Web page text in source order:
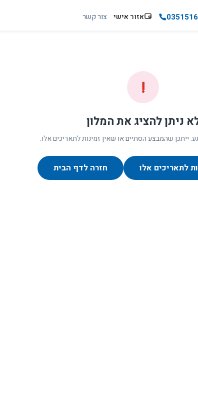
אזור אישי צור קשר
!
ניתן להציג את המלון
ייתכן שהמבצע הסתיים או שאין זמינות לתאריכים אלו.
לתאריכים אלו חזרה לדף הבית